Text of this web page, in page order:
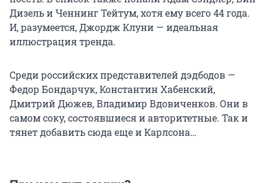
Дизель и Ченнинг Тейтум, хотя ему всего 44 года.
И, разумеется, Джордж Клуни — идеальная
иллюстрация тренда.
Среди российских представителей дэдбодов —
Федор Бондарчук, Константин Хабенский,
Дмитрий Дюжев, Владимир Вдовиченков. Они в
самом соку, состоявшиеся и авторитетные. Так и
тянет добавить сюда еще и Карлсона…